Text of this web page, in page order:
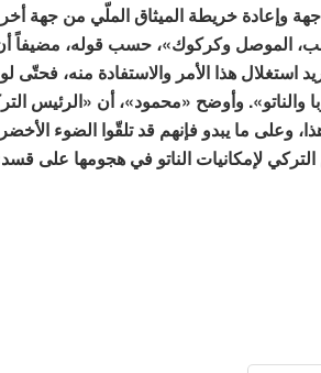
وإعادة خريطة الميثاق الملّي من جهة
الموصل وكركوك»، حسب قوله، مضيفاً أن
استغلال هذا الأمر والاستفادة منه، فحتّى
والناتو». وأوضح «محمود»، أن «الرئيس
وعلى ما يبدو فإنهم قد تلقّوا الضوء
لإمكانيات الناتو في هجومها على